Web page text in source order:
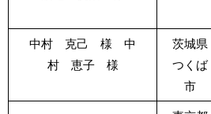
中村 克己 様 中
村 恵子 様
茨城県
つくば
市